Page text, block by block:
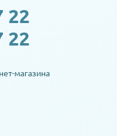
22
22
магазина